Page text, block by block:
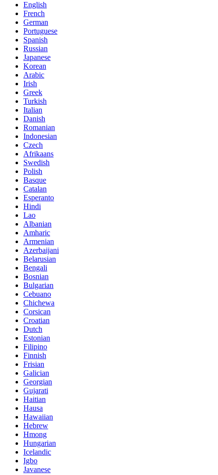
English
French
German
Portuguese
Spanish
Russian
Japanese
Korean
Arabic
Irish
Greek
Turkish
Italian
Danish
Romanian
Indonesian
Czech
Afrikaans
Swedish
Polish
Basque
Catalan
Esperanto
Hindi
Lao
Albanian
Amharic
Armenian
Azerbaijani
Belarusian
Bengali
Bosnian
Bulgarian
Cebuano
Chichewa
Corsican
Croatian
Dutch
Estonian
Filipino
Finnish
Frisian
Galician
Georgian
Gujarati
Haitian
Hausa
Hawaiian
Hebrew
Hmong
Hungarian
Icelandic
Igbo
Javanese